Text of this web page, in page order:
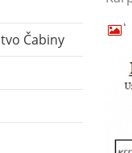
Čabiny